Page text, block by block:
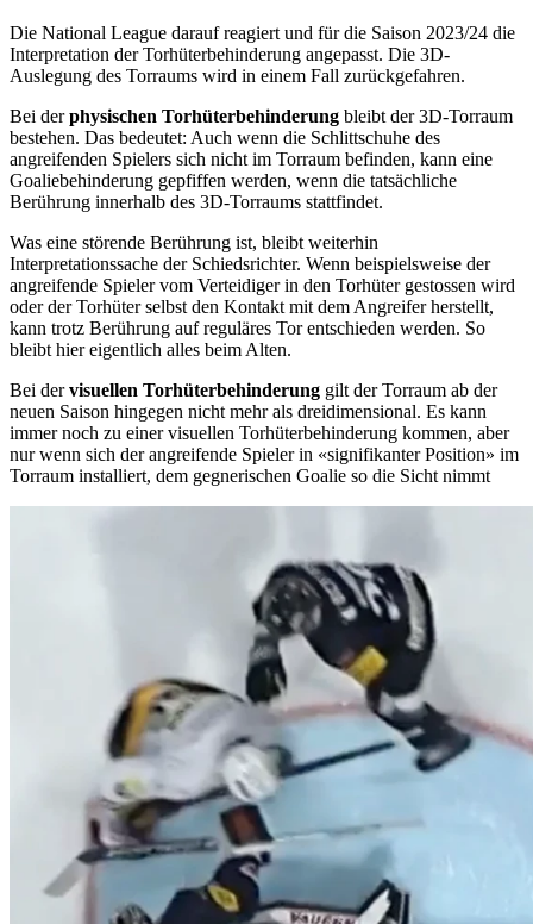
Die National League darauf reagiert und für die Saison 2023/24 die
Interpretation der Torhüterbehinderung angepasst. Die 3D-
Auslegung des Torraums wird in einem Fall zurückgefahren.
Bei derphysischen Torhüterbehinderung bleibt der 3D-Torraum
bestehen. Das bedeutet: Auch wenn die Schlittschuhe des
angreifenden Spielers sich nicht im Torraum befinden, kann eine
Goaliebehinderung gepfiffen werden, wenn die tatsächliche
Berührung innerhalb des 3D-Torraums stattfindet.
Was eine störende Berührung ist, bleibt weiterhin
Interpretationssache der Schiedsrichter. Wenn beispielsweise der
angreifende Spieler vom Verteidiger in den Torhüter gestossen wird
oder der Torhüter selbst den Kontakt mit dem Angreifer herstellt,
kann trotz Berührung auf reguläres Tor entschieden werden. So
bleibt hier eigentlich alles beim Alten.
Bei dervisuellen Torhüterbehinderung gilt der Torraum ab der
neuen Saison hingegen nicht mehr als dreidimensional. Es kann
immer noch zu einer visuellen Torhüterbehinderung kommen, aber
nur wenn sich der angreifende Spieler in «signifikanter Position» im
Torraum installiert, dem gegnerischen Goalie so die Sicht nimmt